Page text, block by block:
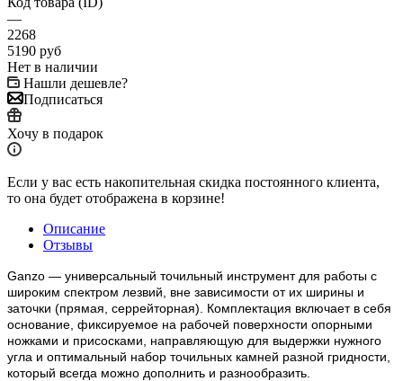
—
2268
5190 руб
Нет в наличии
Нашли дешевле?
Подписаться
Хочу в подарок
Если у вас есть накопительная скидка постоянного клиента,
то она будет отображена в корзине!
Описание
Отзывы
Ganzo — универсальный точильный инструмент для работы с
широким спектром лезвий, вне зависимости от их ширины и
заточки (прямая, серрейторная). Комплектация включает в себя
основание, фиксируемое на рабочей поверхности опорными
ножками и присосками, направляющую для выдержки нужного
угла и оптимальный набор точильных камней разной гридности,
который всегда можно дополнить и разнообразить.